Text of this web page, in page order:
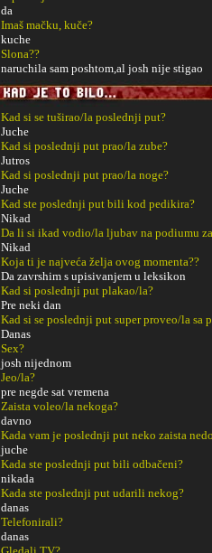
da
Imaš mačku, kuče?
kuche
Slona??
naruchila sam poshtom,al josh nije stigao
Kad si se tuširao/la poslednji put?
Juche
Kad si poslednji put prao/la zube?
Jutros
Kad si poslednji put prao/la noge?
Juche
Kad ste poslednji put bili kod pedikira?
Nikad
Da li si ikad vodio/la ljubav na podiumu
Nikad
Koja ti je najveća želja ovog momenta??
Da zavrshim s upisivanjem u leksikon
Kad si poslednji put plakao/la?
Pre neki dan
Kad si se poslednji put super proveo/la sa
Danas
Sex?
josh nijednom
Jeo/la?
pre negde sat vremena
Zaista voleo/la nekoga?
davno
Kada vam je poslednji put neko zaista
juche
Kada ste poslednji put bili odbačeni?
nikada
Kada ste poslednji put udarili nekog?
danas
Telefonirali?
danas